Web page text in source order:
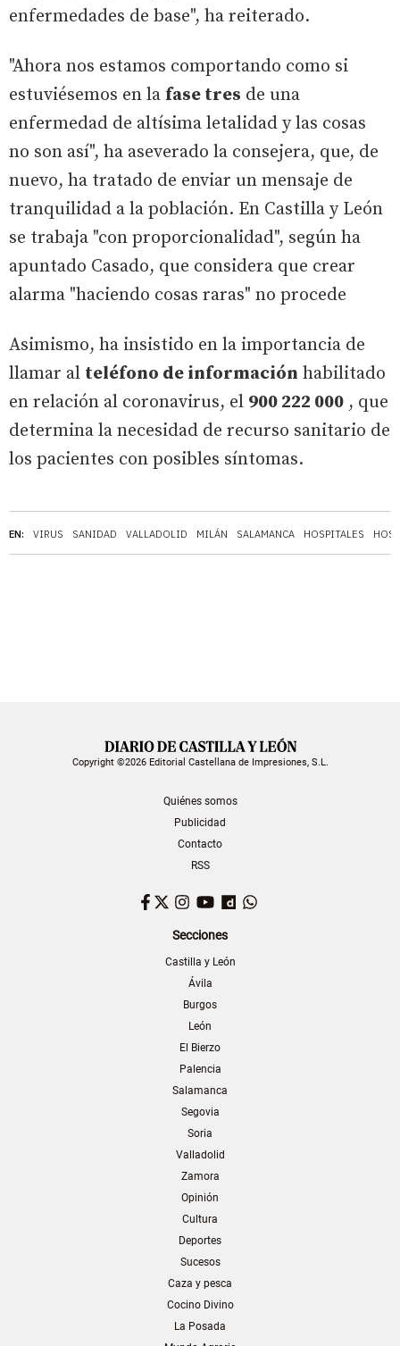
EN: VIRUS SANIDAD VALLADOLID MILÁN SALAMANCA HOSPITALES
enfermedades de base", ha reiterado.
"Ahora nos estamos comportando como si
estuviésemos en la fase tres de una
enfermedad de altísima letalidad y las cosas
no son así", ha aseverado la consejera, que, de
nuevo, ha tratado de enviar un mensaje de
tranquilidad a la población. En Castilla y León
se trabaja "con proporcionalidad", según ha
apuntado Casado, que considera que crear
alarma "haciendo cosas raras" no procede
Asimismo, ha insistido en la importancia de
llamar al teléfono de información habilitado
en relación al coronavirus, el 900 222 000 , que
determina la necesidad de recurso sanitario de
los pacientes con posibles síntomas.
Copyright ©2026 Editorial Castellana de Impresiones, S.L.
Quiénes somos
Publicidad
Contacto
RSS
Facebook
TwitterInstagram
YouTubeDailymotion
Secciones
Castilla y León
Ávila
Burgos
León
El Bierzo
Palencia
Salamanca
Segovia
Soria
Valladolid
Zamora
Opinión
Cultura
Deportes
Sucesos
Caza y pesca
Cocino Divino
La Posada